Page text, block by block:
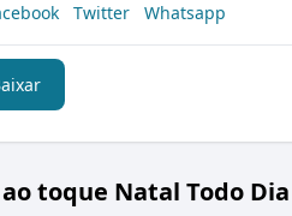
Twitter Whatsapp
toque Natal Todo Dia